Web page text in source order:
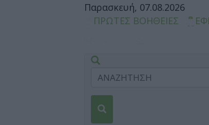
Παρασκευή, 07.08.2026
ΠΡΩΤΕΣ ΒΟΗΘΕΙΕΣ